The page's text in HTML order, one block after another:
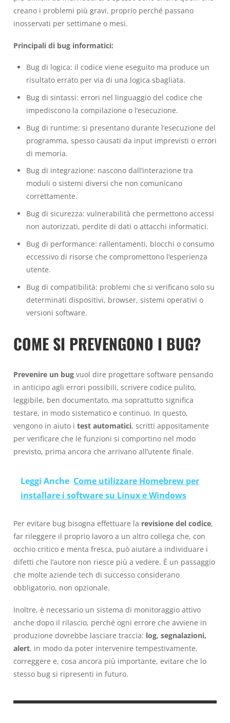
creano i problemi più gravi, proprio perché passano
inosservati per settimane o mesi.
Principali di bug informatici:
Bug di logica: il codice viene eseguito ma produce un
risultato errato per via di una logica sbagliata.
Bug di sintassi: errori nel linguaggio del codice che
impediscono la compilazione o l’esecuzione.
Bug di runtime: si presentano durante l’esecuzione del
programma, spesso causati da input imprevisti o errori
di memoria.
Bug di integrazione: nascono dall’interazione tra
moduli o sistemi diversi che non comunicano
correttamente.
Bug di sicurezza: vulnerabilità che permettono accessi
non autorizzati, perdite di dati o attacchi informatici.
Bug di performance: rallentamenti, blocchi o consumo
eccessivo di risorse che compromettono l’esperienza
utente.
Bug di compatibilità: problemi che si verificano solo su
determinati dispositivi, browser, sistemi operativi o
versioni software.
COME SI PREVENGONO I BUG?
Prevenire un bug vuol dire progettare software pensando
in anticipo agli errori possibili, scrivere codice pulito,
leggibile, ben documentato, ma soprattutto significa
testare, in modo sistematico e continuo. In questo,
vengono in aiuto i test automatici, scritti appositamente
per verificare che le funzioni si comportino nel modo
previsto, prima ancora che arrivano all’utente finale.
Leggi Anche Come utilizzare Homebrew per
installare i software su Linux e Windows
Per evitare bug bisogna effettuare la revisione del codice,
far rileggere il proprio lavoro a un altro collega che, con
occhio critico e menta fresca, può aiutare a individuare i
difetti che l’autore non riesce più a vedere. È un passaggio
che molte aziende tech di successo considerano
obbligatorio, non opzionale.
Inoltre, è necessario un sistema di monitoraggio attivo
anche dopo il rilascio, perché ogni errore che avviene in
produzione dovrebbe lasciare traccia: log, segnalazioni,
alert, in modo da poter intervenire tempestivamente,
correggere e, cosa ancora più importante, evitare che lo
stesso bug si ripresenti in futuro.